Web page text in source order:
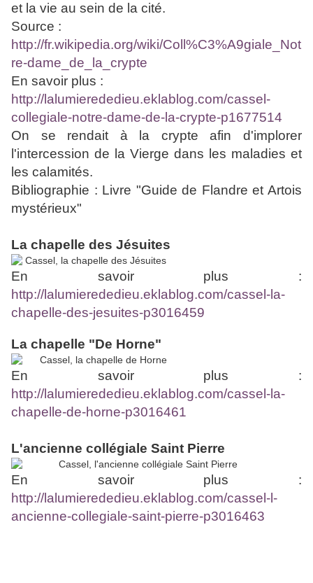
et la vie au sein de la cité.
Source :
http://fr.wikipedia.org/wiki/Coll%C3%A9giale_Not
re-dame_de_la_crypte
En savoir plus :
http://lalumierededieu.eklablog.com/cassel-
collegiale-notre-dame-de-la-crypte-p1677514
On se rendait à la crypte afin d'implorer
l'intercession de la Vierge dans les maladies et
les calamités.
Bibliographie : Livre "Guide de Flandre et Artois
mystérieux"
La chapelle des Jésuites
En savoir plus :
http://lalumierededieu.eklablog.com/cassel-la-
chapelle-des-jesuites-p3016459
La chapelle "De Horne"
En savoir plus :
http://lalumierededieu.eklablog.com/cassel-la-
chapelle-de-horne-p3016461
L'ancienne collégiale Saint Pierre
En savoir plus :
http://lalumierededieu.eklablog.com/cassel-l-
ancienne-collegiale-saint-pierre-p3016463